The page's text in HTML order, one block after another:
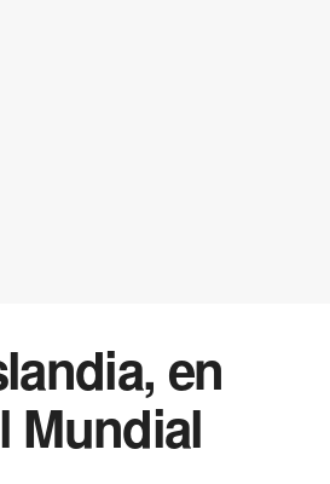
en
Mundial